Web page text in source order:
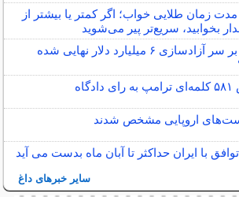
زمان طلایی خواب؛ اگر کمتر یا بیشتر از
بخوابید، سریع‌تر پیر می‌شوید
توافق بر سر آزادسازی ۶ میلیارد دلار نهایی شده
اروپایی مشخص شدند
با ایران حداکثر تا آبان ماه بدست می آید
سایر خبرهای داغ